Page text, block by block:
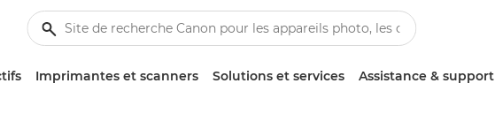
Imprimantes et scanners Solutions et services Assistance & support